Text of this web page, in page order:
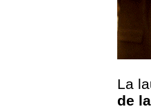
La
de